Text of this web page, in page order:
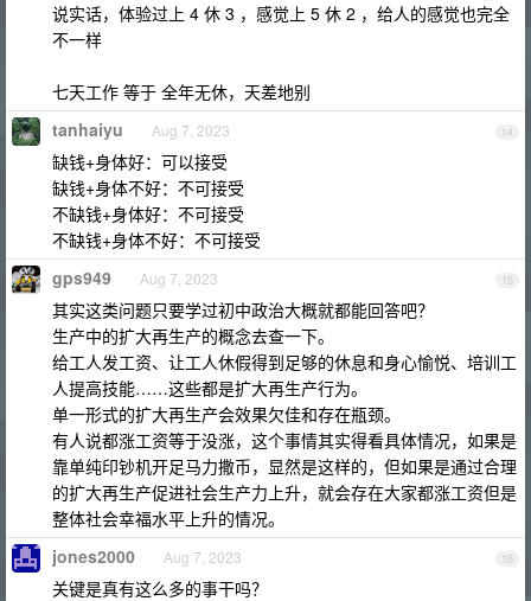
说实话，体验过上 4 休 3 ，感觉上 5 休 2 ，给人的感觉也完全
不一样
七天工作 等于 全年无休，天差地别
14
tanhaiyu Aug 7, 2023
缺钱+身体好：可以接受
缺钱+身体不好：不可接受
不缺钱+身体好：不可接受
不缺钱+身体不好：不可接受
15
gps949 Aug 7, 2023
其实这类问题只要学过初中政治大概就都能回答吧？
生产中的扩大再生产的概念去查一下。
给工人发工资、让工人休假得到足够的休息和身心愉悦、培训工
人提高技能……这些都是扩大再生产行为。
单一形式的扩大再生产会效果欠佳和存在瓶颈。
有人说都涨工资等于没涨，这个事情其实得看具体情况，如果是
靠单纯印钞机开足马力撒币，显然是这样的，但如果是通过合理
的扩大再生产促进社会生产力上升，就会存在大家都涨工资但是
整体社会幸福水平上升的情况。
16
jones2000 Aug 7, 2023
关键是真有这么多的事干吗？